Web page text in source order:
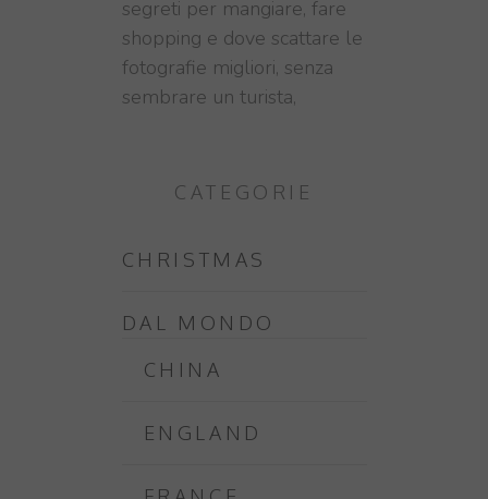
segreti per mangiare, fare
shopping e dove scattare le
fotografie migliori, senza
sembrare un turista,
CATEGORIE
CHRISTMAS
DAL MONDO
CHINA
ENGLAND